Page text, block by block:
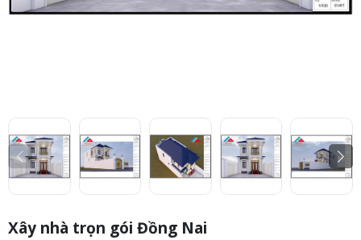
Xây nhà trọn gói Đồng Nai